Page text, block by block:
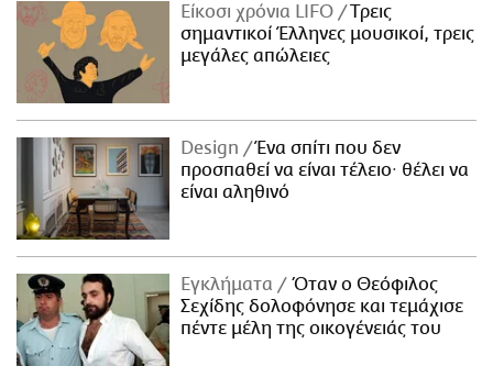
Είκοσι χρόνια LIFO
Tρεις
σημαντικοί Έλληνες μουσικοί, τρεις
μεγάλες απώλειες
Design
Ένα σπίτι που δεν
προσπαθεί να είναι τέλειο· θέλει να
είναι αληθινό
Εγκλήματα
Όταν ο Θεόφιλος
Σεχίδης δολοφόνησε και τεμάχισε
πέντε μέλη της οικογένειάς του